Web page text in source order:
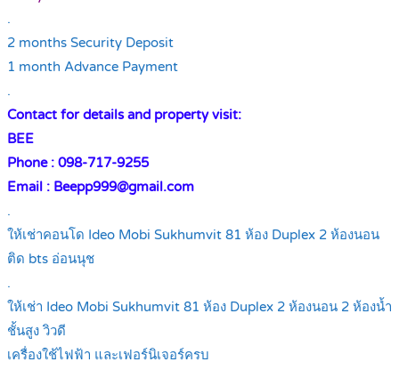
.
2 months Security Deposit
1 month Advance Payment
.
Contact for details and property visit:
BEE
Phone : 098-717-9255
Email : Beepp999@gmail.com
.
ให้เช่าคอนโด Ideo Mobi Sukhumvit 81 ห้อง Duplex 2 ห้องนอน
ติด bts อ่อนนุช
.
ให้เช่า Ideo Mobi Sukhumvit 81 ห้อง Duplex 2 ห้องนอน 2 ห้องน้ำ
ชั้นสูง วิวดี
เครื่องใช้ไฟฟ้า และเฟอร์นิเจอร์ครบ